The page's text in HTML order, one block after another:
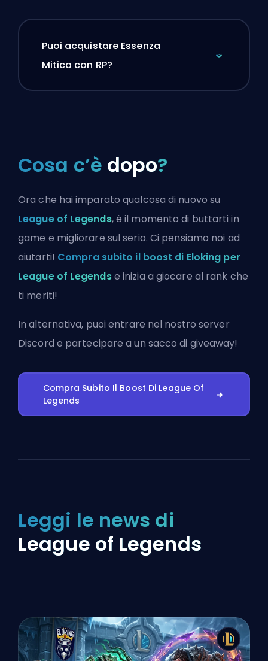
Puoi acquistare Essenza
Mitica con RP?
Cosa c’è dopo?
Ora che hai imparato qualcosa di nuovo su
League of Legends, è il momento di buttarti in
game e migliorare sul serio. Ci pensiamo noi ad
aiutarti! Compra subito il boost di Eloking per
League of Legendse inizia a giocare al rank che
ti meriti!
In alternativa, puoientrare nel nostro server
Discord e partecipare a un sacco di giveaway!
Compra Subito Il Boost Di League Of
Legends
Leggi le news di
League of Legends